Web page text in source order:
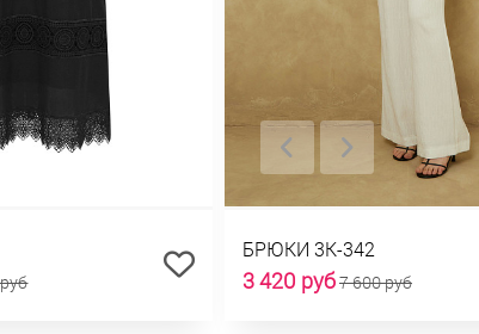
БРЮКИ 3К-342
3 420 руб7 600 руб